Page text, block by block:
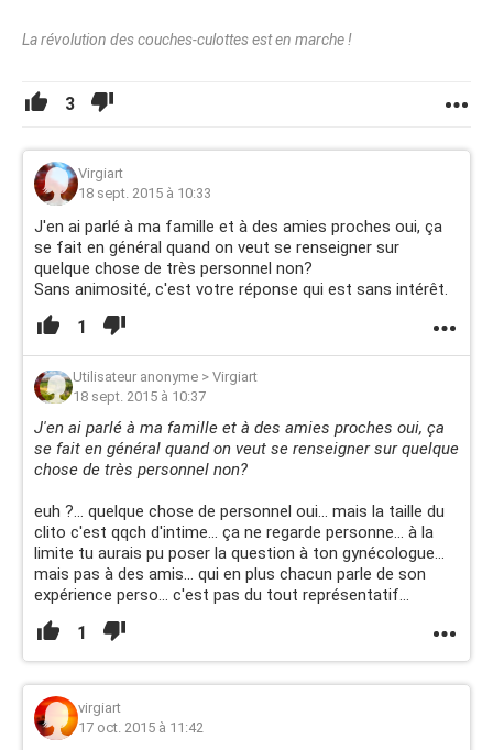
La révolution des couches-culottes est en marche !
3
Virgiart
18 sept. 2015 à 10:33
J'en ai parlé à ma famille et à des amies proches oui, ça
se fait en général quand on veut se renseigner sur
quelque chose de très personnel non?
Sans animosité, c'est votre réponse qui est sans intérêt.
1
Utilisateur anonyme > Virgiart
18 sept. 2015 à 10:37
J'en ai parlé à ma famille et à des amies proches oui, ça
se fait en général quand on veut se renseigner sur quelque
chose de très personnel non?
euh ?... quelque chose de personnel oui... mais la taille du
clito c'est qqch d'intime... ça ne regarde personne... à la
limite tu aurais pu poser la question à ton gynécologue...
mais pas à des amis... qui en plus chacun parle de son
expérience perso... c'est pas du tout représentatif...
1
virgiart
17 oct. 2015 à 11:42